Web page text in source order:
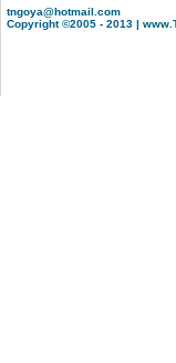
tngoya@hotmail.com
Copyright ©2005 - 2013 |